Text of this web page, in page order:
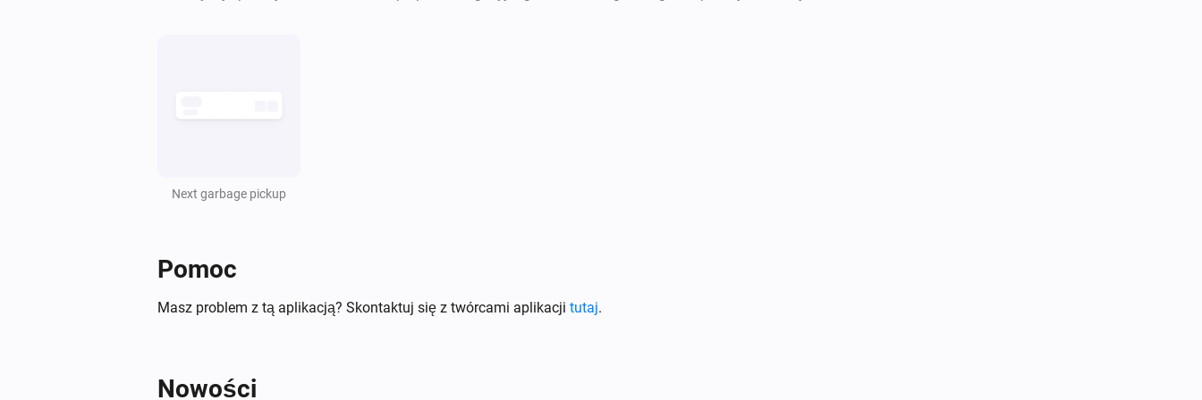
Next garbage pickup
Pomoc
Masz problem z tą aplikacją? Skontaktuj się z twórcami aplikacji tutaj.
Nowości